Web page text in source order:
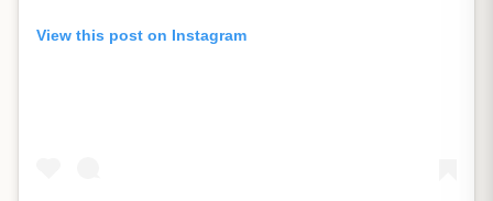
View this post on Instagram